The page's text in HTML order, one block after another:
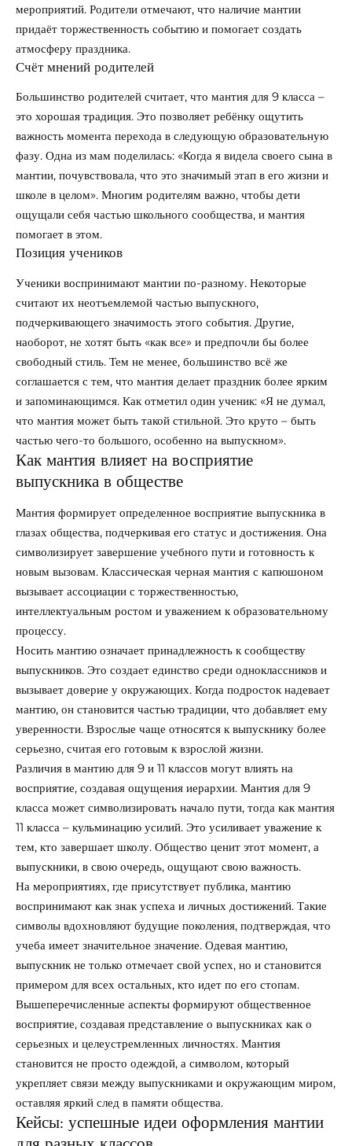
мероприятий. Родители отмечают, что наличие мантии
придаёт торжественность событию и помогает создать
атмосферу праздника.
Счёт мнений родителей
Большинство родителей считает, что мантия для 9 класса –
это хорошая традиция. Это позволяет ребёнку ощутить
важность момента перехода в следующую образовательную
фазу. Одна из мам поделилась: «Когда я видела своего сына в
мантии, почувствовала, что это значимый этап в его жизни и
школе в целом». Многим родителям важно, чтобы дети
ощущали себя частью школьного сообщества, и мантия
помогает в этом.
Позиция учеников
Ученики воспринимают мантии по-разному. Некоторые
считают их неотъемлемой частью выпускного,
подчеркивающего значимость этого события. Другие,
наоборот, не хотят быть «как все» и предпочли бы более
свободный стиль. Тем не менее, большинство всё же
соглашается с тем, что мантия делает праздник более ярким
и запоминающимся. Как отметил один ученик: «Я не думал,
что мантия может быть такой стильной. Это круто – быть
частью чего-то большого, особенно на выпускном».
Как мантия влияет на восприятие
выпускника в обществе
Мантия формирует определенное восприятие выпускника в
глазах общества, подчеркивая его статус и достижения. Она
символизирует завершение учебного пути и готовность к
новым вызовам. Классическая черная мантия с капюшоном
вызывает ассоциации с торжественностью,
интеллектуальным ростом и уважением к образовательному
процессу.
Носить мантию означает принадлежность к сообществу
выпускников. Это создает единство среди одноклассников и
вызывает доверие у окружающих. Когда подросток надевает
мантию, он становится частью традиции, что добавляет ему
уверенности. Взрослые чаще относятся к выпускнику более
серьезно, считая его готовым к взрослой жизни.
Различия в мантию для 9 и 11 классов могут влиять на
восприятие, создавая ощущения иерархии. Мантия для 9
класса может символизировать начало пути, тогда как мантия
11 класса – кульминацию усилий. Это усиливает уважение к
тем, кто завершает школу. Общество ценит этот момент, а
выпускники, в свою очередь, ощущают свою важность.
На мероприятиях, где присутствует публика, мантию
воспринимают как знак успеха и личных достижений. Такие
символы вдохновляют будущие поколения, подтверждая, что
учеба имеет значительное значение. Одевая мантию,
выпускник не только отмечает свой успех, но и становится
примером для всех остальных, кто идет по его стопам.
Вышеперечисленные аспекты формируют общественное
восприятие, создавая представление о выпускниках как о
серьезных и целеустремленных личностях. Мантия
становится не просто одеждой, а символом, который
укрепляет связи между выпускниками и окружающим миром,
оставляя яркий след в памяти общества.
Кейсы: успешные идеи оформления мантии